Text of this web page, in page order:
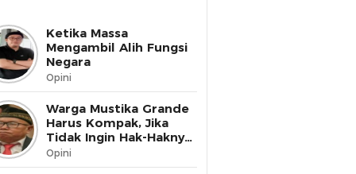
Ketika Massa
Mengambil Alih Fungsi
Negara
Opini
Warga Mustika Grande
Harus Kompak, Jika
Tidak Ingin Hak-Haknya
Dinikmati oleh Pihak
Lain
Opini